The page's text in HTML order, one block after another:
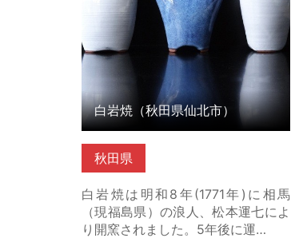
秋田県
白岩焼は明和8年(1771年)に相馬
（現福島県）の浪人、松本運七によ
り開窯されました。5年後に運…
白岩焼（秋田県仙北市）